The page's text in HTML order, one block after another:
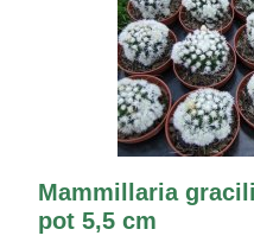
Mammillaria
pot 5,5 cm